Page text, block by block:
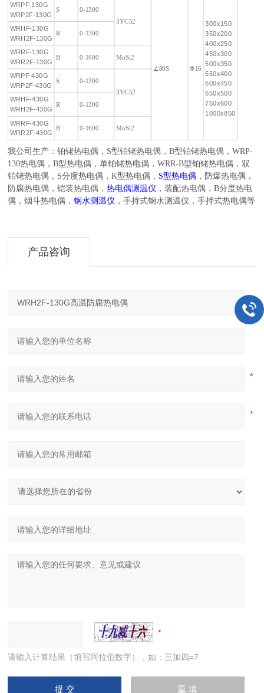
WRPF-130G
WRP2F-130G
S
0-1300
3YC52
∠80S Φ16
300x150
350x200
400x250
450x300
500x350
550x400
600x450
650x500
750x600
1000x850
WRHF-130G
WRH2F-130G
R 0-1300
WRRF-130G
WRR2F-130G
B 0-1600 MoSi2
WRPF-430G
WRP2F-430G
S
0-1300
3YC52
WRHF-430G
WRH2F-430G
R 0-1300
WRRF-430G
WRR2F-430G
B 0-1600 MoSi2
我公司生产：铂铑热电偶， S型铂铑热电偶，B型铂铑热电偶，WRP-
130热电偶，B型热电偶，单铂铑热电偶，WRR-B型铂铑热电偶，双
铂铑热电偶， S分度热电偶，K型热电偶， S型热电偶 ，防爆热电偶，
防腐热电偶，铠装热电偶，热电偶测温仪 ，装配热电偶，B分度热电
偶，烟斗热电偶，钢水测温仪 ，手持式钢水测温仪，手持式热电偶等
产品咨询
请输入计算结果（填写阿拉伯数字），如：三加四=7